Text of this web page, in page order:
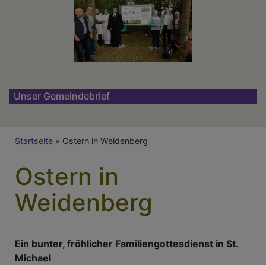
Unser Gemeindebrief
Breadcrumb
Startseite Ostern in Weidenberg
Ostern in
Weidenberg
Ein bunter, fröhlicher Familiengottesdienst in St.
Michael